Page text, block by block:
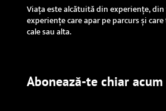
Viața este alcătuită din experiențe,
experiențe care apar pe parcurs și
cale sau alta.
Abonează-te chiar acum